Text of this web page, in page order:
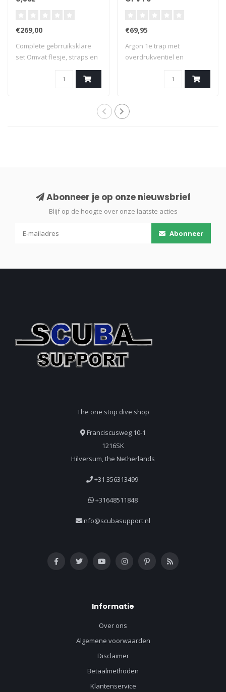
€269,00
Complete gebrruiksklare
set Omvat flesje, straps en
€69,95
Argon 1e trap met
overdrukventiel en
hogedruk uitgang voor e..
Abonneer je op onze nieuwsbrief
Blijf op de hoogte over onze laatste acties
Abonneer
The one stop dive shop
Franciscusweg 10-1
1216SK
Hilversum, the Netherlands
+31 356313499
+31648511848
info@scubasupport.nl
Informatie
Over ons
Algemene voorwaarden
Disclaimer
Betaalmethoden
Klantenservice